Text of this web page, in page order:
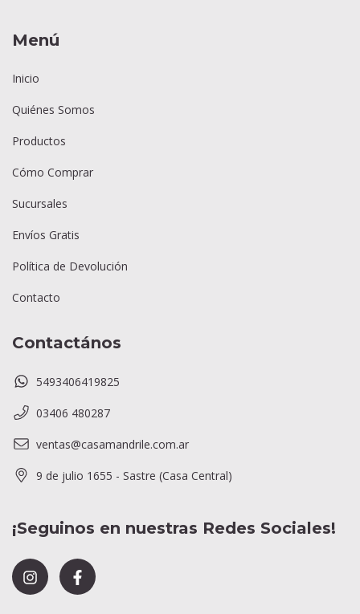
Menú
Inicio
Quiénes Somos
Productos
Cómo Comprar
Sucursales
Envíos Gratis
Política de Devolución
Contacto
Contactános
5493406419825
03406 480287
ventas@casamandrile.com.ar
9 de julio 1655 - Sastre (Casa Central)
¡Seguinos en nuestras Redes Sociales!